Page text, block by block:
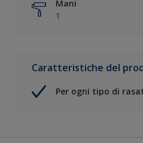
Mani
1
Caratteristiche del
Per ogni tipo di